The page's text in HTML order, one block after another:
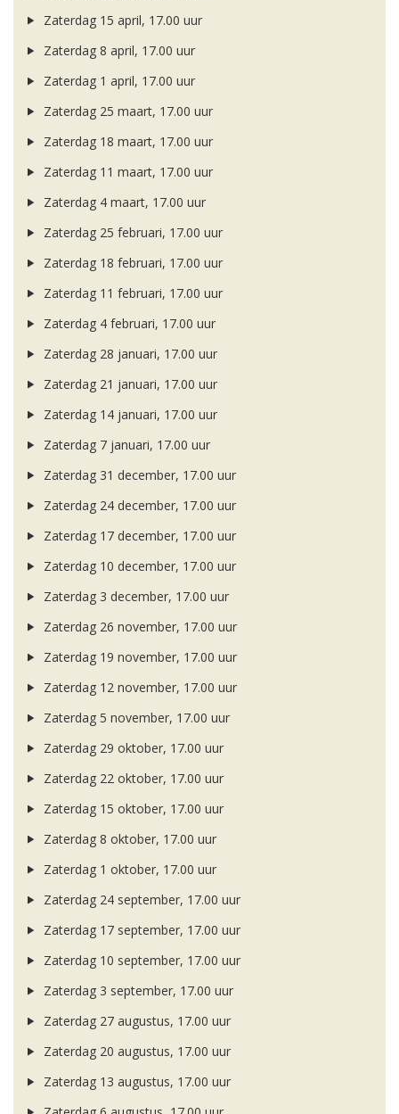
Zaterdag 15 april, 17.00 uur
Zaterdag 8 april, 17.00 uur
Zaterdag 1 april, 17.00 uur
Zaterdag 25 maart, 17.00 uur
Zaterdag 18 maart, 17.00 uur
Zaterdag 11 maart, 17.00 uur
Zaterdag 4 maart, 17.00 uur
Zaterdag 25 februari, 17.00 uur
Zaterdag 18 februari, 17.00 uur
Zaterdag 11 februari, 17.00 uur
Zaterdag 4 februari, 17.00 uur
Zaterdag 28 januari, 17.00 uur
Zaterdag 21 januari, 17.00 uur
Zaterdag 14 januari, 17.00 uur
Zaterdag 7 januari, 17.00 uur
Zaterdag 31 december, 17.00 uur
Zaterdag 24 december, 17.00 uur
Zaterdag 17 december, 17.00 uur
Zaterdag 10 december, 17.00 uur
Zaterdag 3 december, 17.00 uur
Zaterdag 26 november, 17.00 uur
Zaterdag 19 november, 17.00 uur
Zaterdag 12 november, 17.00 uur
Zaterdag 5 november, 17.00 uur
Zaterdag 29 oktober, 17.00 uur
Zaterdag 22 oktober, 17.00 uur
Zaterdag 15 oktober, 17.00 uur
Zaterdag 8 oktober, 17.00 uur
Zaterdag 1 oktober, 17.00 uur
Zaterdag 24 september, 17.00 uur
Zaterdag 17 september, 17.00 uur
Zaterdag 10 september, 17.00 uur
Zaterdag 3 september, 17.00 uur
Zaterdag 27 augustus, 17.00 uur
Zaterdag 20 augustus, 17.00 uur
Zaterdag 13 augustus, 17.00 uur